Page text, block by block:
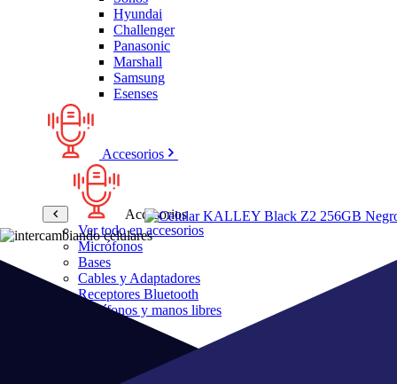
Hyundai
Challenger
Panasonic
Marshall
Samsung
Esenses
Accesorios
Accesorios
Ver todo en accesorios
Micrófonos
Bases
Cables y Adaptadores
Receptores Bluetooth
Audífonos y manos libres